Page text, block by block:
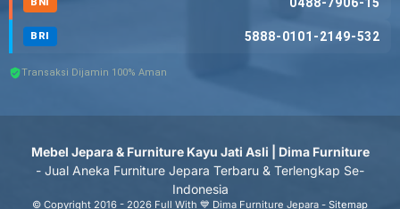
BRI 5888-0101-2149-532
Transaksi Dijamin 100% Aman
Mebel Jepara & Furniture Kayu Jati Asli | Dima Furniture
- Jual Aneka Furniture Jepara Terbaru & Terlengkap Se-
Indonesia
© Copyright 2016 - 2026 Full With 💙 Dima Furniture Jepara - Sitemap